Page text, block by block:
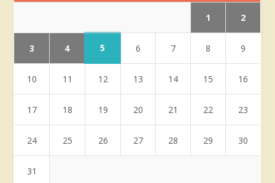
1 2
3 4 5 6 7 8 9
10 11 12 13 14 15 16
17 18 19 20 21 22 23
24 25 26 27 28 29 30
31